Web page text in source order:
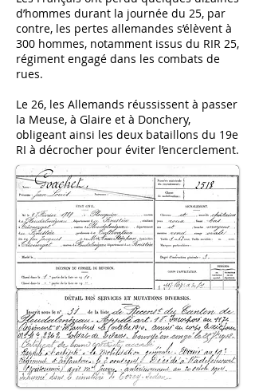
d’hommes durant la journée du 25, par
contre, les pertes allemandes s’élèvent à
300 hommes, notamment issus du RIR 25,
régiment engagé dans les combats de
rues.
Le 26, les Allemands réussissent à passer
la Meuse, à Glaire et à Donchery,
obligeant ainsi les deux bataillons du 19e
RI à décrocher pour éviter l’encerclement.